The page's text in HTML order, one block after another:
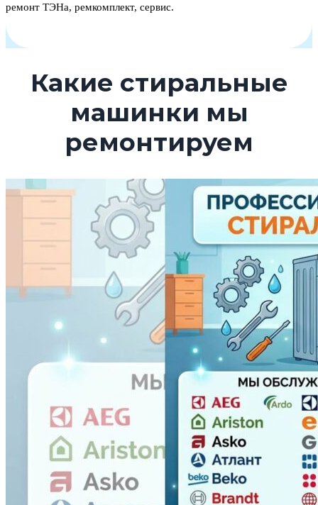
ремонт ТЭНа, ремкомплект, сервис.
Какие стиральные
машинки мы
ремонтируем